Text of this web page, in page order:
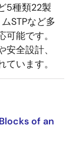
5種類22製
STPなど多
能です。
全設計、
います。
of an